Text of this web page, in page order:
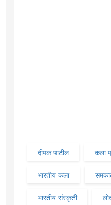
दीपक पाटील कला
भारतीय कला
भारतीय संस्कृती